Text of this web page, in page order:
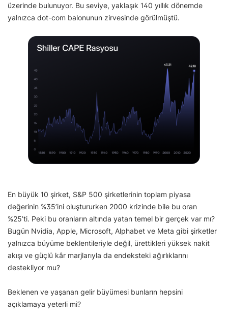
üzerinde bulunuyor. Bu seviye, yaklaşık 140 yıllık dönemde
yalnızca dot-com balonunun zirvesinde görülmüştü.
En büyük 10 şirket, S&P 500 şirketlerinin toplam piyasa
değerinin %35’ini oluştururken 2000 krizinde bile bu oran
%25’ti. Peki bu oranların altında yatan temel bir gerçek var mı?
Bugün Nvidia, Apple, Microsoft, Alphabet ve Meta gibi şirketler
yalnızca büyüme beklentileriyle değil, ürettikleri yüksek nakit
akışı ve güçlü kâr marjlarıyla da endeksteki ağırlıklarını
destekliyor mu?
Beklenen ve yaşanan gelir büyümesi bunların hepsini
açıklamaya yeterli mi?